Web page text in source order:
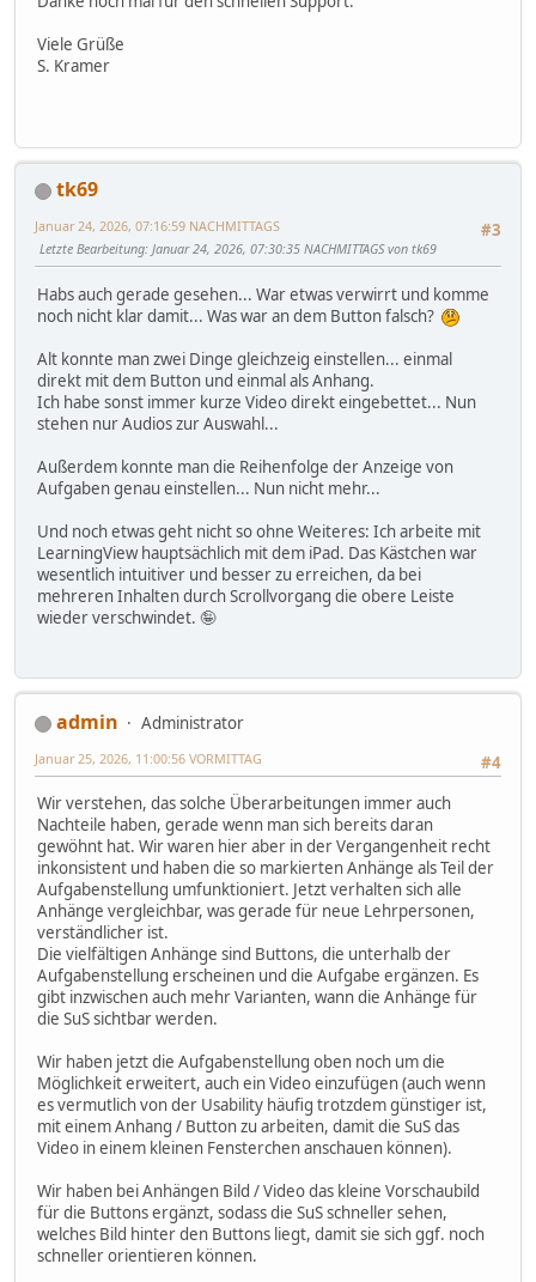
Viele Grüße
S. Kramer
tk69
#3
Januar 24, 2026, 07:16:59 NACHMITTAGS
Letzte Bearbeitung: Januar 24, 2026, 07:30:35 NACHMITTAGS von tk69
Habs auch gerade gesehen... War etwas verwirrt und komme
noch nicht klar damit... Was war an dem Button falsch?
Alt konnte man zwei Dinge gleichzeig einstellen... einmal
direkt mit dem Button und einmal als Anhang.
Ich habe sonst immer kurze Video direkt eingebettet... Nun
stehen nur Audios zur Auswahl...
Außerdem konnte man die Reihenfolge der Anzeige von
Aufgaben genau einstellen... Nun nicht mehr...
Und noch etwas geht nicht so ohne Weiteres: Ich arbeite mit
LearningView hauptsächlich mit dem iPad. Das Kästchen war
wesentlich intuitiver und besser zu erreichen, da bei
mehreren Inhalten durch Scrollvorgang die obere Leiste
wieder verschwindet. 🤪
admin
Administrator
#4
Januar 25, 2026, 11:00:56 VORMITTAG
Wir verstehen, das solche Überarbeitungen immer auch
Nachteile haben, gerade wenn man sich bereits daran
gewöhnt hat. Wir waren hier aber in der Vergangenheit recht
inkonsistent und haben die so markierten Anhänge als Teil der
Aufgabenstellung umfunktioniert. Jetzt verhalten sich alle
Anhänge vergleichbar, was gerade für neue Lehrpersonen,
verständlicher ist.
Die vielfältigen Anhänge sind Buttons, die unterhalb der
Aufgabenstellung erscheinen und die Aufgabe ergänzen. Es
gibt inzwischen auch mehr Varianten, wann die Anhänge für
die SuS sichtbar werden.
Wir haben jetzt die Aufgabenstellung oben noch um die
Möglichkeit erweitert, auch ein Video einzufügen (auch wenn
es vermutlich von der Usability häufig trotzdem günstiger ist,
mit einem Anhang / Button zu arbeiten, damit die SuS das
Video in einem kleinen Fensterchen anschauen können).
Wir haben bei Anhängen Bild / Video das kleine Vorschaubild
für die Buttons ergänzt, sodass die SuS schneller sehen,
welches Bild hinter den Buttons liegt, damit sie sich ggf. noch
schneller orientieren können.